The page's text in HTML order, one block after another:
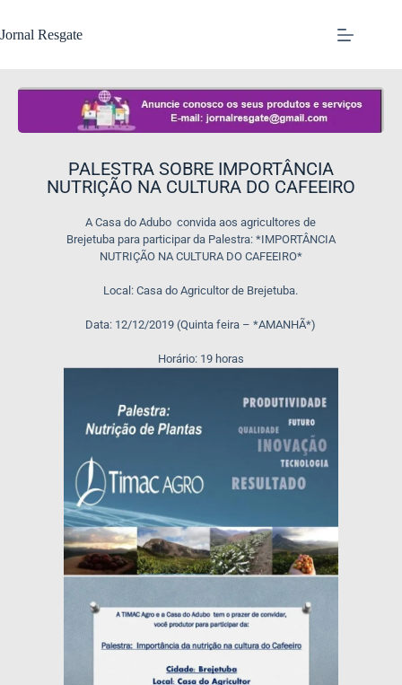
Jornal Resgate
PALESTRA SOBRE IMPORTÂNCIA
NUTRIÇÃO NA CULTURA DO CAFEEIRO
A Casa do Adubo convida aos agricultores de
Brejetuba para participar da Palestra: *IMPORTÂNCIA
NUTRIÇÃO NA CULTURA DO CAFEEIRO*
Local: Casa do Agricultor de Brejetuba.
Data: 12/12/2019 (Quinta feira – *AMANHÃ*)
Horário: 19 horas